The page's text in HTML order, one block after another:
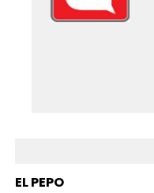
EL PEPO